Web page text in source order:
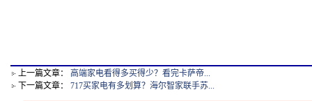
上一篇文章： 高端家电看得多买得少？看完卡萨帝...
下一篇文章： 717买家电有多划算？海尔智家联手苏...